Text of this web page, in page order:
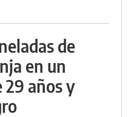
de
en un
29 años y